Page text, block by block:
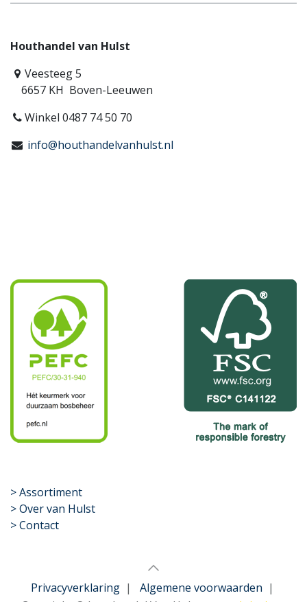
Houthandel van Hulst
Veesteeg 5
6657 KH Boven-Leeuwen
Winkel 0487 74 50 70
info@houthandelvanhulst.nl
​>Assortiment
> Over van Hulst
> Contact
Privacyverklaring| Algemene voorwaarden |